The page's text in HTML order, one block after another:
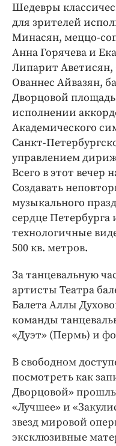
Шедевры
для зрителей
Минасян, меццо-
Анна Горячева и
Липарит
Ованнес Айвазян,
Дворцовой
исполнении
Академического
Санкт-
управлением
Всего в этот вечер
Создавать
музыкального
сердце
технологичные
500 кв. метров.
За танцевальную
артисты Театра
Балета Аллы
команды
«Дуэт» (Пермь) и
В свободном
посмотреть как
Дворцовой»
«Лучшее» и
звезд мировой
эксклюзивные